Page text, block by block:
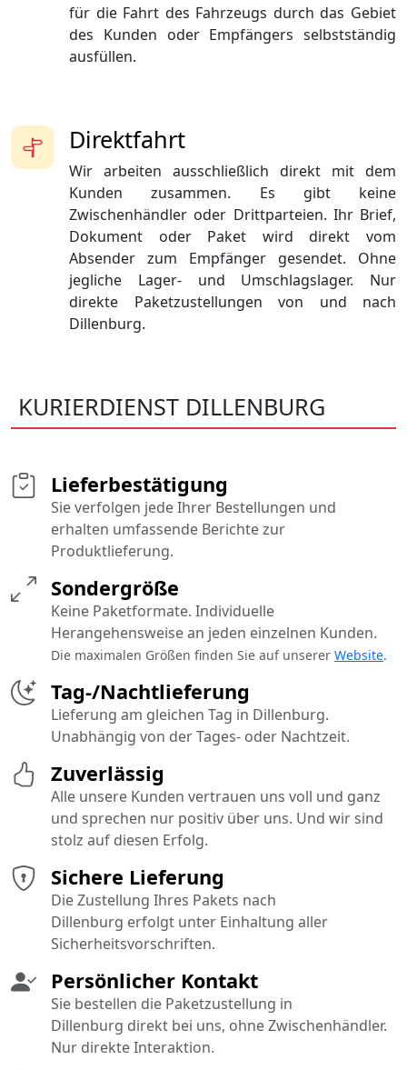
für die Fahrt des Fahrzeugs durch das Gebiet
des Kunden oder Empfängers selbstständig
ausfüllen.
Direktfahrt
Wir arbeiten ausschließlich direkt mit dem
Kunden zusammen. Es gibt keine
Zwischenhändler oder Drittparteien. Ihr Brief,
Dokument oder Paket wird direkt vom
Absender zum Empfänger gesendet. Ohne
jegliche Lager- und Umschlagslager. Nur
direkte Paketzustellungen von und nach
Dillenburg.
KURIERDIENST DILLENBURG
Sichere Lieferung
Die Zustellung Ihres Pakets nach
Dillenburg erfolgt unter Einhaltung aller
Sicherheitsvorschriften.
Tag-/Nachtlieferung
Lieferung am gleichen Tag in Dillenburg.
Unabhängig von der Tages- oder Nachtzeit.
Persönlicher Kontakt
Sie bestellen die Paketzustellung in
Dillenburg direkt bei uns, ohne Zwischenhändler.
Nur direkte Interaktion.
Sondergröße
Keine Paketformate. Individuelle
Herangehensweise an jeden einzelnen Kunden.
Die maximalen Größen finden Sie auf unserer Website.
Lieferbestätigung
Sie verfolgen jede Ihrer Bestellungen und
erhalten umfassende Berichte zur
Produktlieferung.
Zuverlässig
Alle unsere Kunden vertrauen uns voll und ganz
und sprechen nur positiv über uns. Und wir sind
stolz auf diesen Erfolg.